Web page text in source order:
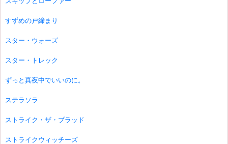
すずめの戸締まり
スター・ウォーズ
スター・トレック
ずっと真夜中でいいのに。
ステラソラ
ストライク・ザ・ブラッド
ストライクウィッチーズ